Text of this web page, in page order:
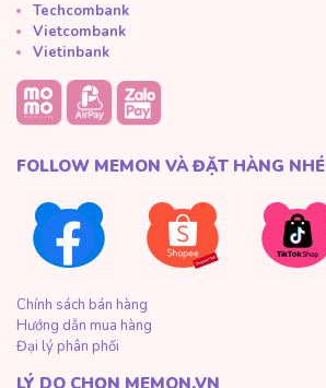
Techcombank
Vietcombank
Vietinbank
FOLLOW MEMON VÀ ĐẶT HÀNG NHÉ
Chính sách bán hàng
Hướng dẫn mua hàng
Đại lý phân phối